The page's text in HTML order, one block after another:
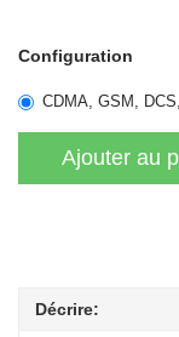
Configuration
CDMA, GSM,
Décrire: